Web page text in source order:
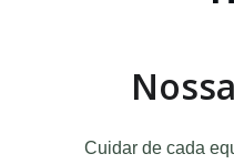
Cuidar de cada